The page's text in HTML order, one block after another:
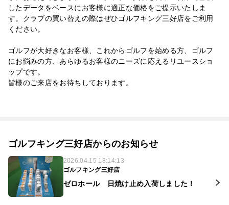
したデータをベースにお客様に適正な価格をご提示いたしま
す。クラブの買い替えの際はぜひゴルフキング三好店をご利用
ください。
ゴルフが大好きなお客様、これからゴルフを始める方、ゴルフ
にお悩みの方、あらゆるお客様のニーズに応えるリユースショ
ップです。
皆様のご来店をお待ちしております。
ゴルフキング三好店からのお知らせ
2026.04.15 18:14:13
ゴルフキング三好店
ゼロホール 日焼け止め入荷しました！